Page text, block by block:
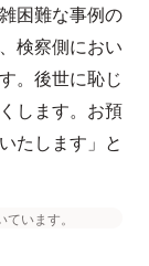
困難な事例の
検察側におい
。後世に恥じ
します。お預
たします」と
います。